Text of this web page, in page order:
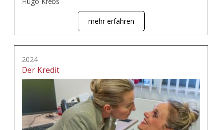
mehr erfahren
2024
Der Kredit